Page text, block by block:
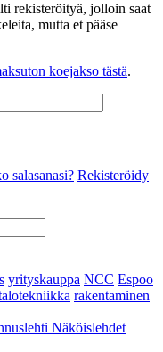
rekisteröityä, jolloin saat
mutta et pääse
koejakso tästä.
salasanasi? Rekisteröidy
yrityskauppa NCC Espoo
rakentaminen
Näköislehdet